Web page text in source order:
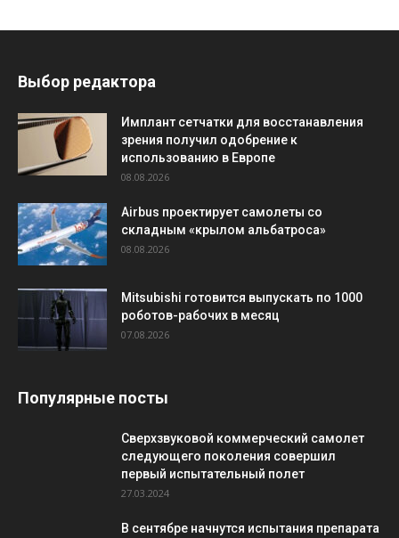
Выбор редактора
Имплант сетчатки для восстанавления
зрения получил одобрение к
использованию в Европе
08.08.2026
Airbus проектирует самолеты со
складным «крылом альбатроса»
08.08.2026
Mitsubishi готовится выпускать по 1000
роботов-рабочих в месяц
07.08.2026
Популярные посты
Сверхзвуковой коммерческий самолет
следующего поколения совершил
первый испытательный полет
27.03.2024
В сентябре начнутся испытания препарата